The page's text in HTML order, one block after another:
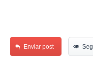
Enviar post